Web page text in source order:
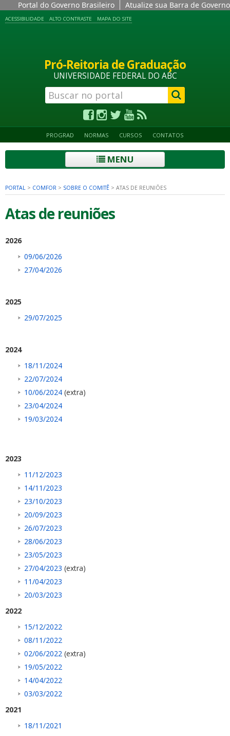
Portal do Governo Brasileiro Atualize sua Barra de Governo
ACESSIBILIDADE ALTO CONTRASTE MAPA DO SITE
Pró-Reitoria de Graduação
UNIVERSIDADE FEDERAL DO ABC
PROGRAD NORMAS CURSOS CONTATOS
MENU
PORTAL > COMFOR > SOBRE O COMITÊ > ATAS DE REUNIÕES
Atas de reuniões
2026
09/06/2026
27/04/2026
2025
29/07/2025
2024
18/11/2024
22/07/2024
10/06/2024 (extra)
23/04/2024
19/03/2024
2023
11/12/2023
14/11/2023
23/10/2023
20/09/2023
26/07/2023
28/06/2023
23/05/2023
27/04/2023 (extra)
11/04/2023
20/03/2023
2022
15/12/2022
08/11/2022
02/06/2022 (extra)
19/05/2022
14/04/2022
03/03/2022
2021
18/11/2021